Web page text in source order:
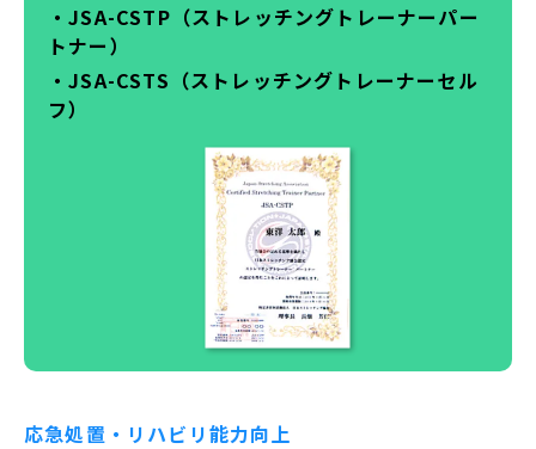
・JSA-CSTP（ストレッチングトレーナーパー
トナー）
・JSA-CSTS（ストレッチングトレーナーセル
フ）
応急処置・リハビリ能力向上